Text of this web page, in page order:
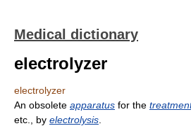
Medical dictionary
electrolyzer
electrolyzer
An obsolete apparatus for the
etc., by electrolysis